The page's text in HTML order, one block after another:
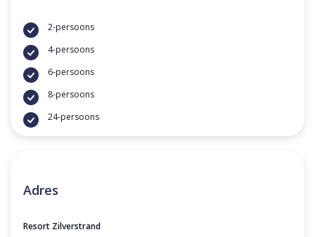
2-persoons
4-persoons
6-persoons
8-persoons
24-persoons
Adres
Resort Zilverstrand